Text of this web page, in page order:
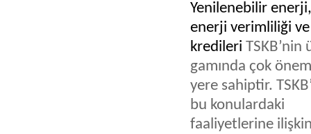
Yenilenebilir enerji,
enerji verimliliği
kredileri TSKB’nin
gamında çok
yere sahiptir.
bu konulardaki
faaliyetlerine